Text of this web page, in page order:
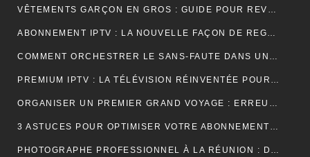
VÊTEMENTS GARÇON EN GROS : GUIDE POUR REVENDEURS ET MAGASINS
ABONNEMENT IPTV : LA NOUVELLE FAÇON DE REGARDER LA TÉLÉVISION
COMMENT ORCHESTRER LE SANS-FAUTE DANS UNE LOCATION SAISONNIÈRE ?
PREMIUM IPTV : LA TÉLÉVISION RÉINVENTÉE POUR UNE EXPÉRIENCE SUR MESURE
ORGANISER UN PREMIER GRAND VOYAGE : ERREURS À ÉVITER
3 ASTUCES POUR OPTIMISER VOTRE ABONNEMENT IPTV PREMIUM EN FRANCE
PHOTOGRAPHE PROFESSIONNEL À LA RÉUNION : DÉCOUVREZ L’EXPÉRIENCE UNIQUE D’UNE SÉANCE PHOTO EN STUDIO